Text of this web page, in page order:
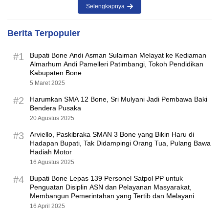
Selengkapnya
Berita Terpopuler
#1
Bupati Bone Andi Asman Sulaiman Melayat ke Kediaman
Almarhum Andi Pamelleri Patimbangi, Tokoh Pendidikan
Kabupaten Bone
5 Maret 2025
#2
Harumkan SMA 12 Bone, Sri Mulyani Jadi Pembawa Baki
Bendera Pusaka
20 Agustus 2025
#3
Arviello, Paskibraka SMAN 3 Bone yang Bikin Haru di
Hadapan Bupati, Tak Didampingi Orang Tua, Pulang Bawa
Hadiah Motor
16 Agustus 2025
#4
Bupati Bone Lepas 139 Personel Satpol PP untuk
Penguatan Disiplin ASN dan Pelayanan Masyarakat,
Membangun Pemerintahan yang Tertib dan Melayani
16 April 2025